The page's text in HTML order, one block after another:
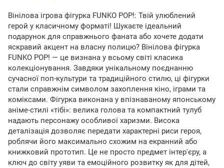
Вінілова ігрова фігурка FUNKO POP!: Твій улюблений
герой у класичному форматі! Шукаєте ідеальний
подарунок для справжнього фаната або хочете додати
яскравий акцент на власну полицю? Вінілова фігурка
FUNKO POP! — це визнана у всьому світі класика
колекціонування. Завдяки унікальному поєднанню
сучасної поп-культури та традиційного стилю, ці фігурки
стали справжнім символом захоплення кіно, іграми та
коміксами. Фігурка виконана у впізнаваному японському
аніме-стилі «тібі»: велика голова та компактний тулуб
надають персонажу особливої харизми. Висока
деталізація дозволяє передати характерні риси героя,
роблячи його максимально схожим на екранний або
книжковий прототип. Це не просто предмет інтер'єру, а
ключ до світу уяви та емоційного розвитку як для дітей,